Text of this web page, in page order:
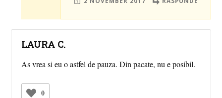
LAURA C.
As vrea si eu o astfel de pauza. Din pacate, nu e posibil.
0